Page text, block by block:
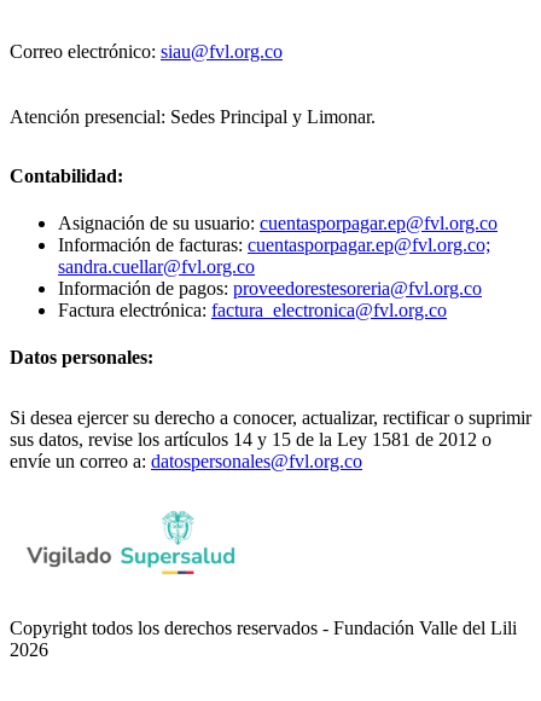
Correo electrónico: siau@fvl.org.co
Atención presencial: Sedes Principal y Limonar.
Contabilidad:
Asignación de su usuario: cuentasporpagar.ep@fvl.org.co
Información de facturas: cuentasporpagar.ep@fvl.org.co;
sandra.cuellar@fvl.org.co
Información de pagos: proveedorestesoreria@fvl.org.co
Factura electrónica: factura_electronica@fvl.org.co
Datos personales:
Si desea ejercer su derecho a conocer, actualizar, rectificar o suprimir
sus datos, revise los artículos 14 y 15 de la Ley 1581 de 2012 o
envíe un correo a: datospersonales@fvl.org.co
Copyright todos los derechos reservados - Fundación Valle del Lili
2026